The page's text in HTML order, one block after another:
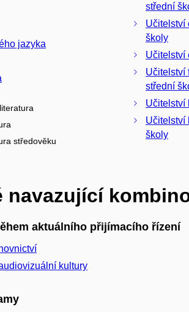
jazyka
středověku
střední
Učitelství
školy
Učitelství
Učitelství
střední
Učitelství
Učitelství
školy
navazující
aktuálního přijímacího řízení
kultury